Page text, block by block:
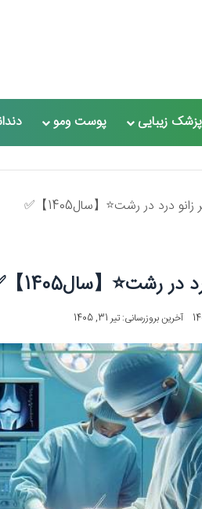
پزشک زیبایی پوست ومو
آخرین بروزرسانی: تیر 31, 1405